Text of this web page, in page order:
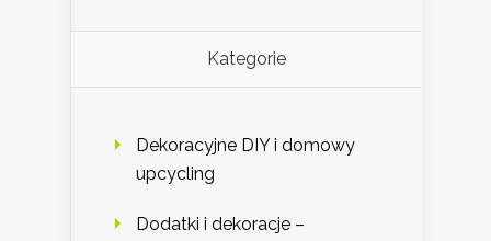
Kategorie
Dekoracyjne DIY i domowy
upcycling
Dodatki i dekoracje –